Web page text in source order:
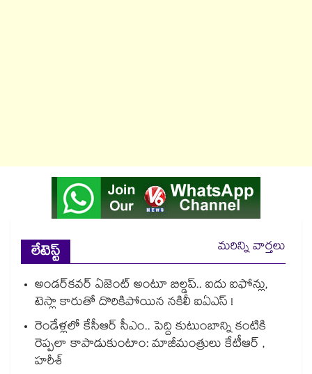
లేటెస్ట్
మరిన్ని వార్తలు
అండర్‌కవర్ ఏజెంట్ అంటూ బిల్డప్.. ఐదు ఐఫోన్లు,
టెస్లా కారుతో దొరికిపోయిన నకిలీ ఐఏఎస్ !
రెండేళ్లలో కేసీఆర్ సీఎం.. పెద్ది కుటుంబాన్ని కంటికి
రెప్పలా కాపాడుకుంటాం: మాజీమంత్రులు కేటీఆర్ ,
హరీశ్